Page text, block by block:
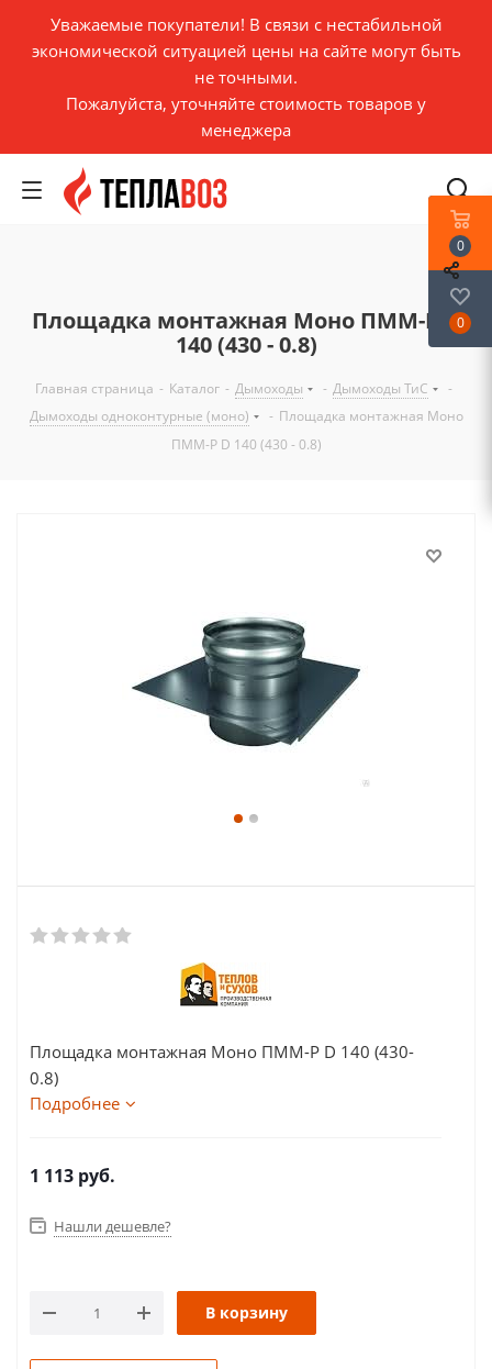
Уважаемые покупатели! В связи с нестабильной
экономической ситуацией цены на сайте могут быть
не точными.
Пожалуйста, уточняйте стоимость товаров у
менеджера
Площадка монтажная Моно ПММ-Р D
140 (430 - 0.8)
Главная страница - Каталог - Дымоходы - Дымоходы ТиС
-
Дымоходы одноконтурные (моно)
- Площадка монтажная Моно
ПММ-Р D 140 (430 - 0.8)
Площадка монтажная Моно ПММ-Р D 140 (430-
0.8)
Подробнее
1 113 руб.
Нашли дешевле?
В корзину
0
0